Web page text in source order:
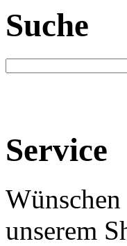
Suche
Service
unserem